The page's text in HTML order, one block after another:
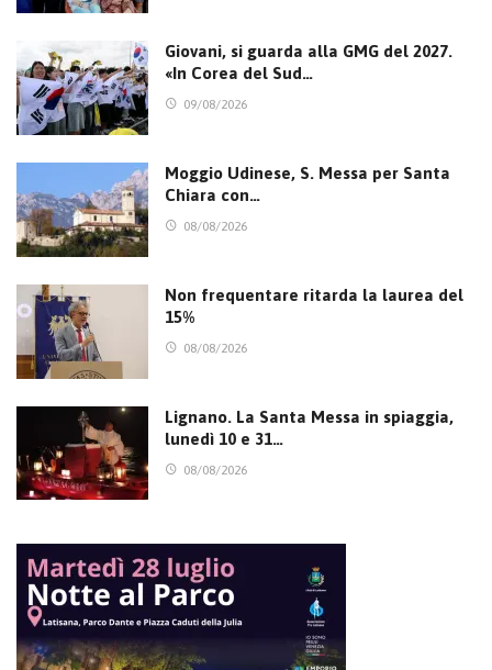
Giovani, si guarda alla GMG del 2027.
«In Corea del Sud…
09/08/2026
Moggio Udinese, S. Messa per Santa
Chiara con…
08/08/2026
Non frequentare ritarda la laurea del
15%
08/08/2026
Lignano. La Santa Messa in spiaggia,
lunedì 10 e 31…
08/08/2026